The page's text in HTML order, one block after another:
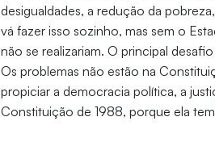
desigualdades, a redução da
vá fazer isso sozinho, mas sem o
não se realizariam. O principal
Os problemas não estão na
propiciar a democracia política, a
Constituição de 1988, porque ela